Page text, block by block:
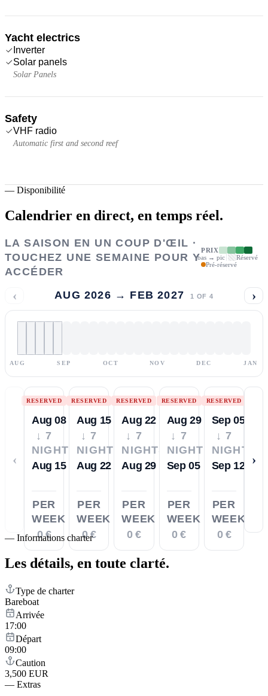
Yacht electrics
Inverter
Solar panels
Solar Panels
Safety
VHF radio
Automatic first and second reef
— Disponibilité
Calendrier en direct, en temps réel.
LA SAISON EN UN COUP D'ŒIL ·
TOUCHEZ UNE SEMAINE POUR Y
ACCÉDER
PRIX
bas → pic
Réservé
Pré-réservé
‹ AUG 2026 → FEB 2027 1 OF 4 ›
AUG SEP OCT NOV DEC JAN
‹
RESERVED
Aug 08
↓ 7
NIGHTS
Aug 15
PER
WEEK
0 €
RESERVED
Aug 15
↓ 7
NIGHTS
Aug 22
PER
WEEK
0 €
RESERVED
Aug 22
↓ 7
NIGHTS
Aug 29
PER
WEEK
0 €
RESERVED
Aug 29
↓ 7
NIGHTS
Sep 05
PER
WEEK
0 €
RESERVED
Sep 05
↓ 7
NIGHTS
Sep 12
PER
WEEK
0 €
›
— Informations charter
Les détails, en toute clarté.
Type de charter
Bareboat
Arrivée
17:00
Départ
09:00
Caution
3,500 EUR
— Extras